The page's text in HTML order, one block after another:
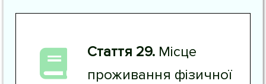
Стаття 29. Місце
проживання фізичної